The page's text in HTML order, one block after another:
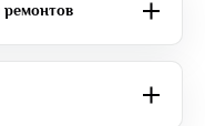
ремонтов